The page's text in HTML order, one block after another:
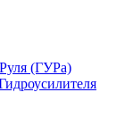
(ГУРа)